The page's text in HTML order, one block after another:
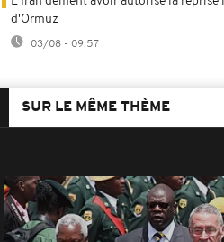
d'Ormuz
03/08 - 09:57
SUR LE MÊME THÈME